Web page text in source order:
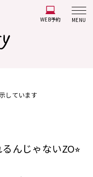
WEB予約 MENU
しています
んじゃないZO⭐︎